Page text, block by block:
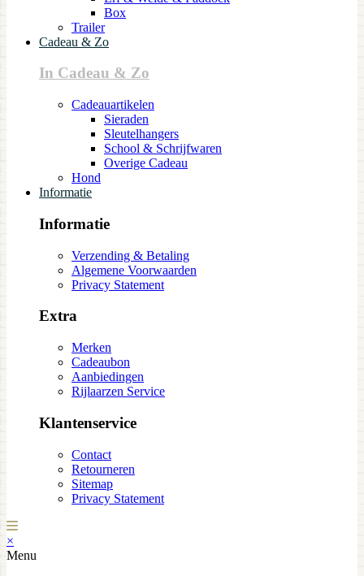
Box
Trailer
Cadeau & Zo
In Cadeau & Zo
Cadeauartikelen
Sieraden
Sleutelhangers
School & Schrijfwaren
Overige Cadeau
Hond
Informatie
Informatie
Verzending & Betaling
Algemene Voorwaarden
Privacy Statement
Extra
Merken
Cadeaubon
Aanbiedingen
Rijlaarzen Service
Klantenservice
Contact
Retourneren
Sitemap
Privacy Statement
×
Menu